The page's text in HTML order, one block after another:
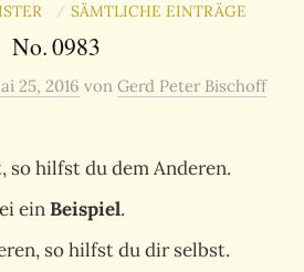
/ SÄMTLICHE EINTRÄGE
No. 0983
25, 2016 von Gerd Peter Bischoff
so hilfst du dem Anderen.
einBeispiel.
so hilfst du dir selbst.